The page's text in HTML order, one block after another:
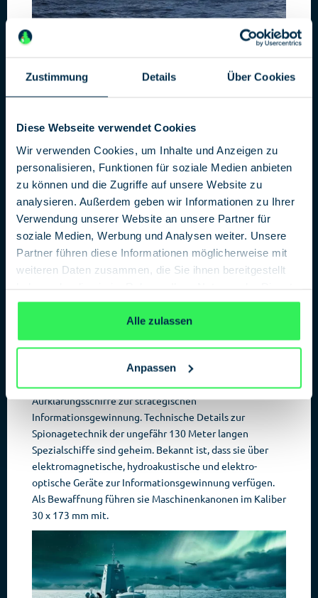
Zustimmung Details Über Cookies
Diese Webseite verwendet Cookies
Wir verwenden Cookies, um Inhalte und Anzeigen zu
personalisieren, Funktionen für soziale Medien anbieten
zu können und die Zugriffe auf unsere Website zu
analysieren. Außerdem geben wir Informationen zu Ihrer
Verwendung unserer Website an unsere Partner für
soziale Medien, Werbung und Analysen weiter. Unsere
Partner führen diese Informationen möglicherweise mit
weiteren Daten zusammen, die Sie ihnen bereitgestellt
gesammelt haben.Datenschutzerklärung
Alle zulassen
Anpassen
Das neue SIGINT-Aufklärungsschiff für die polnische
Aufgrund des Krieges zwischen Russland und der
Aufklärungsfähigkeiten der Marine stärken und unter
und analysieren.
Neue Flottendienstbooten für
die deutsche Marine
Auch die deutsche Marine rüstet aufklärungstechnisch
auf. 2024 begann die Produktion für drei neue
NVL
2029 sollen alle Schiffe geliefert werden. Es handelt sich
(auch Klasse 423 genannt) ersetzen, die bereits
seit 1989 im Dienst sind.
Flottendienstboote (Kurz: FD-Boote) bezeichnen bei
der Marine mit Spezialtechnik ausgestattete
Aufklärungsschiffe zur strategischen
Informationsgewinnung. Technische Details zur
Spionagetechnik der ungefähr 130 Meter langen
Spezialschiffe sind geheim. Bekannt ist, dass sie über
elektromagnetische, hydroakustische und elektro-
optische Geräte zur Informationsgewinnung verfügen.
Als Bewaffnung führen sie Maschinenkanonen im Kaliber
30 x 173 mm mit.